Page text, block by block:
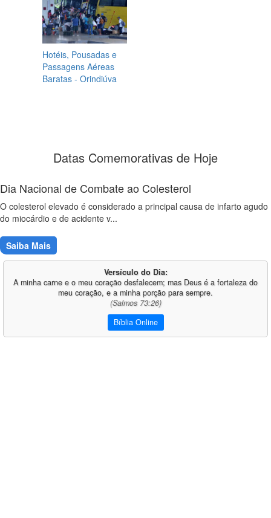
Hotéis, Pousadas e
Passagens Aéreas
Baratas - Orindiúva
Datas Comemorativas de Hoje
Dia Nacional de Combate ao Colesterol
O colesterol elevado é considerado a principal causa de infarto agudo
do miocárdio e de acidente v...
Saiba Mais
Versículo do Dia:
A minha carne e o meu coração desfalecem; mas Deus é a fortaleza do
meu coração, e a minha porção para sempre.
(Salmos 73:26)
Bíblia Online